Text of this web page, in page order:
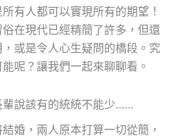
有人都可以實現所有的期望！
在現代已經精簡了許多，但還
或是令人心生疑問的橋段。究
呢？讓我們一起來聊聊看。
輩說該有的統統不能少……
婚，兩人原本打算一切從簡，